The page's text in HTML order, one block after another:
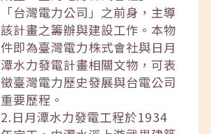
「台灣電力公司」之前身，主導
該計畫之籌辦與建設工作。本物
件即為臺灣電力株式會社與日月
潭水力發電計畫相關文物，可表
徵臺灣電力歷史發展與台電公司
重要歷程。
2.日月潭水力發電工程於1934